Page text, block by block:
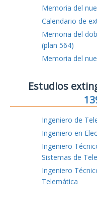
Memoria del
Calendario de
Memoria del
(plan 564)
Memoria del
Estudios
Ingeniero de
Ingeniero en
Ingeniero
Sistemas de
Ingeniero
Telemática